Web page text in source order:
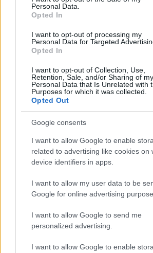
Personal Data.
Opted In
I want to opt-out of processing my
Personal Data for Targeted
Opted In
I want to opt-out of Collection, Use,
Retention, Sale, and/or Sharing of my
Personal Data that Is Unrelated with
Purposes for which it was collected.
Opted Out
Google consents
I want to allow Google to enable
related to advertising like cookies on
device identifiers in apps.
I want to allow my user data to be
Google for online advertising
I want to allow Google to send me
personalized advertising.
I want to allow Google to enable
Címlapfotó: Murat Ts./ Unsplash